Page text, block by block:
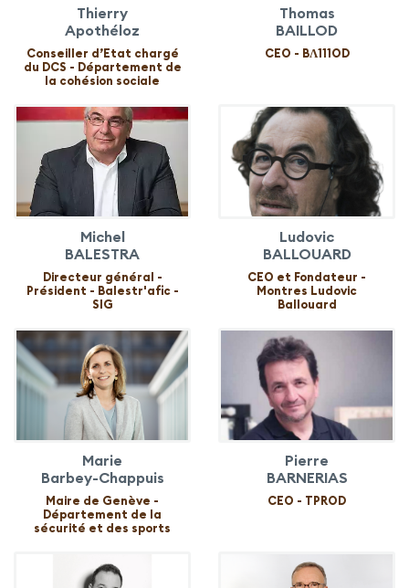
Thierry
Apothéloz
Conseiller d’Etat chargé
du DCS - Département de
la cohésion sociale
Thomas
BAILLOD
CEO - BɅ111OD
Michel
BALESTRA
Directeur général -
Président - Balestr'afic -
SIG
Ludovic
BALLOUARD
CEO et Fondateur -
Montres Ludovic
Ballouard
Marie
Barbey-Chappuis
Maire de Genève -
Département de la
sécurité et des sports
Pierre
BARNERIAS
CEO - TPROD